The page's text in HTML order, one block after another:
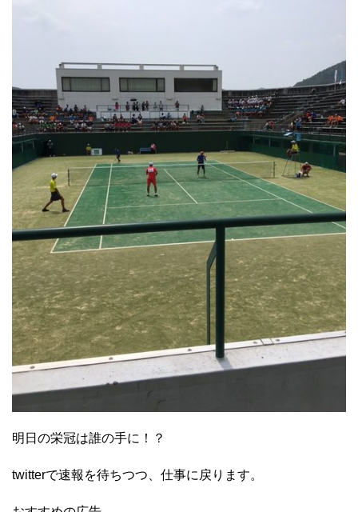
明日の栄冠は誰の手に！？
twitterで速報を待ちつつ、仕事に戻ります。